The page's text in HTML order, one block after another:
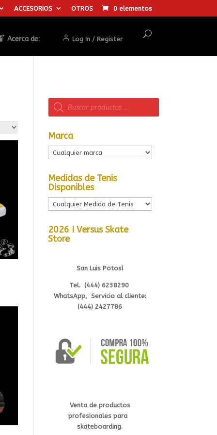
ACCESORIOS OTROS 0 elementos
Acerca de: Log In / Register
Búsqueda
de
productos
Marca
Medidas de Tenis
Disponibles
2026 I Versus Skate
Store
San Luis Potosí
Tel. (444) 6238290
WhatsApp, Servicio al cliente:
(444) 2427786
Venta de productos
profesionalespara
skateboarding.